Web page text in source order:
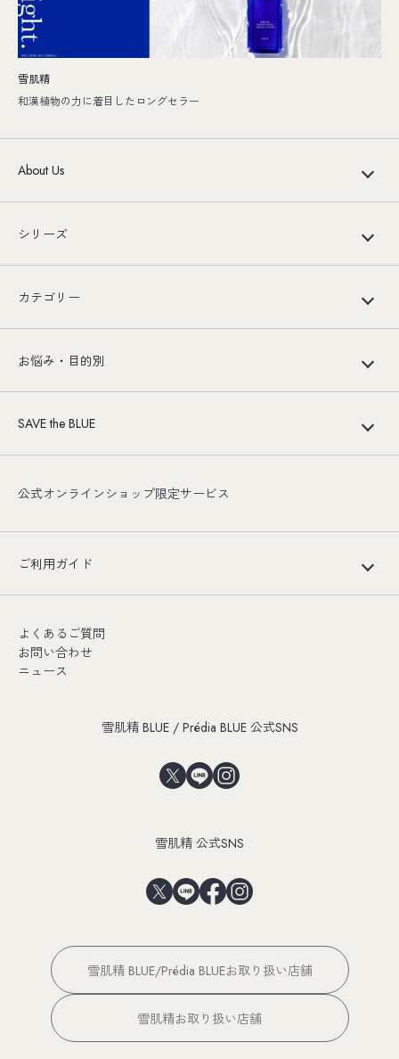
雪肌精
和漢植物の力に着目したロングセラー
About Us
シリーズ
カテゴリー
お悩み・目的別
SAVE the BLUE
公式オンラインショップ限定サービス
ご利用ガイド
よくあるご質問
お問い合わせ
ニュース
雪肌精 BLUE / Prédia BLUE 公式SNS
雪肌精 公式SNS
雪肌精 BLUE/Prédia BLUEお取り扱い店舗
雪肌精お取り扱い店舗